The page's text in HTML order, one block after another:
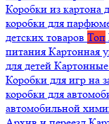
Коробки из картона
коробки для
детских товаров Топ
питания Картонная
для детей Картонные
Коробки для игр на
коробки для
автомобильной